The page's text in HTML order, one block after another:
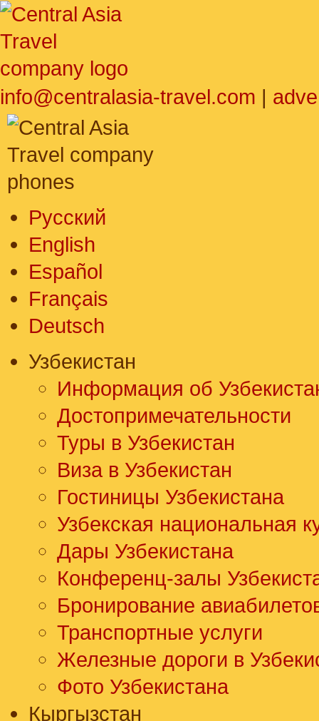
info@centralasia-travel.com |
Русский
English
Español
Français
Deutsch
Узбекистан
Информация об
Достопримечательности
Туры в Узбекистан
Виза в Узбекистан
Гостиницы Узбекистана
Узбекская национальная
Дары Узбекистана
Конференц-залы
Бронирование
Транспортные услуги
Железные дороги в
Фото Узбекистана
Кыргызстан